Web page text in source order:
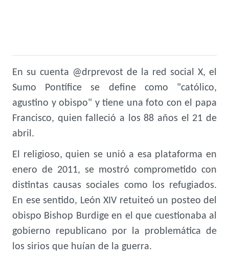
En su cuenta @drprevost de la red social X, el
Sumo Pontífice se define como "católico,
agustino y obispo" y tiene una foto con el papa
Francisco, quien falleció a los 88 años el 21 de
abril.
El religioso, quien se unió a esa plataforma en
enero de 2011, se mostró comprometido con
distintas causas sociales como los refugiados.
En ese sentido, León XIV retuiteó un posteo del
obispo Bishop Burdige en el que cuestionaba al
gobierno republicano por la problemática de
los sirios que huían de la guerra.